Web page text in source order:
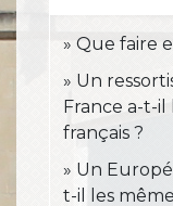
Que faire
Un
France a-t-il
français ?
Un
t-il les